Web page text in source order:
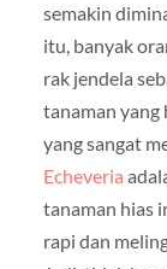
semakin
itu, banyak
rak jendela
tanaman yang
yang sangat
Echeveria
tanaman hias
rapi dan